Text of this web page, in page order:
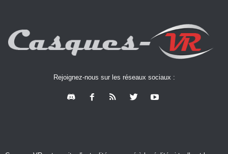
Rejoignez-nous sur les réseaux sociaux :